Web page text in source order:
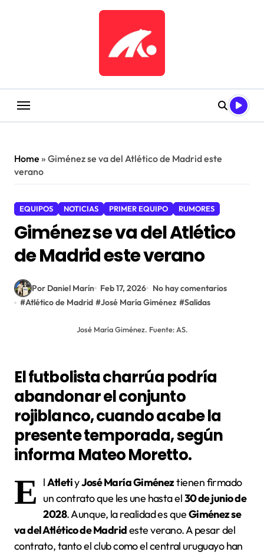
Home » Giménez se va del Atlético de Madrid este
verano
EQUIPOS NOTICIAS PRIMER EQUIPO RUMORES
Giménez se va del Atlético
de Madrid este verano
Por Daniel Marín Feb 17, 2026
No hay comentarios
#Atlético de Madrid #José María Giménez #Salidas
José María Giménez. Fuente: AS.
El futbolista charrúa podría
abandonar el conjunto
rojiblanco, cuando acabe la
presente temporada, según
informa Mateo Moretto.
E lAtletiyJosé María Giméneztienen firmado
un contrato que les une hasta el30 de junio de
2028. Aunque, la realidad es queGiménez se
va del Atlético de Madrideste verano. A pesar del
contrato, tanto el club como el central uruguayo han